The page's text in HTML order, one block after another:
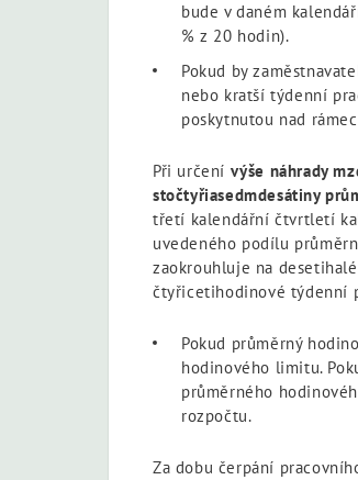
bude v daném
% z 20 hodin).
Pokud by
nebo kratší týdenní
poskytnutou nad
Při určení výše náhrady
stočtyřiasedmdesátiny
třetí kalendářní čtvrtletí
uvedeného podílu
zaokrouhluje na
čtyřicetihodinové týdenní
Pokud průměrný
hodinového limitu.
průměrného
rozpočtu.
Za dobu čerpání